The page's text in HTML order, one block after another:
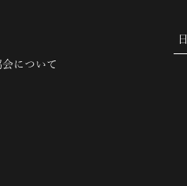
について